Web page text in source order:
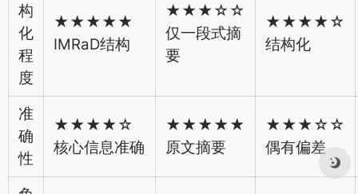
构
化
程
度
★★★★★
IMRaD结构
★★★☆☆
仅一段式摘
要
★★★★☆
结构化
准
确
性
★★★★☆
核心信息准确
★★★★★
原文摘要
★★★☆☆
偶有偏差